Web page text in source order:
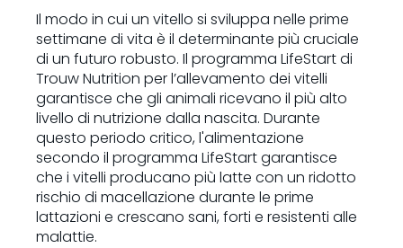
Il modo in cui un vitello si sviluppa nelle prime
settimane di vita è il determinante più cruciale
di un futuro robusto. Il programma LifeStart di
Trouw Nutrition per l’allevamento dei vitelli
garantisce che gli animali ricevano il più alto
livello di nutrizione dalla nascita. Durante
questo periodo critico, l'alimentazione
secondo il programma LifeStart garantisce
che i vitelli producano più latte con un ridotto
rischio di macellazione durante le prime
lattazioni e crescano sani, forti e resistenti alle
malattie.